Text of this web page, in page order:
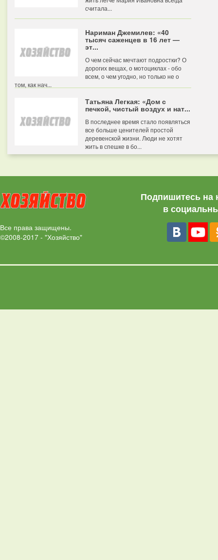
считала...
Нариман Джемилев: «40
тысяч саженцев в 16 лет —
эт...
О чем сейчас мечтают подростки? О
дорогих вещах, о мотоциклах - обо
всем, о чем угодно, но только не о
том, как нач...
Татьяна Легкая: «Дом с
печкой, чистый воздух и нат...
В последнее время стало появляться
все больше ценителей простой
деревенской жизни. Люди не хотят
жить в спешке в бо...
Все права защищены.
©2008-2017 - "Хозяйство"
Подпишитесь на
в